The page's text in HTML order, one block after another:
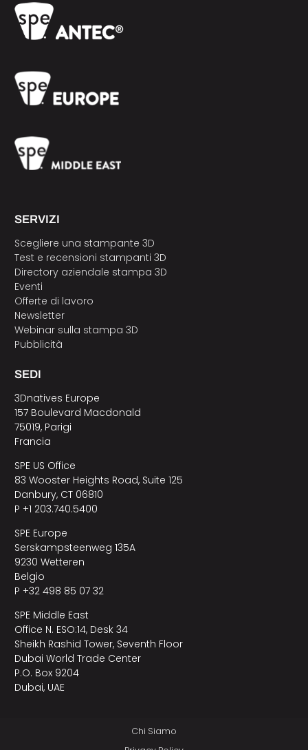
SERVIZI
Scegliere una stampante 3D
Test e recensioni stampanti 3D
Directory aziendale stampa 3D
Eventi
Offerte di lavoro
Newsletter
Webinar sulla stampa 3D
Pubblicità
SEDI
3Dnatives Europe
157 Boulevard Macdonald
75019, Parigi
Francia
SPE US Office
83 Wooster Heights Road, Suite 125
Danbury, CT 06810
P +1 203.740.5400
SPE Europe
Serskampsteenweg 135A
9230 Wetteren
Belgio
P +32 498 85 07 32
SPE Middle East
Office N. ESO:14, Desk 34
Sheikh Rashid Tower, Seventh Floor
Dubai World Trade Center
P.O. Box 9204
Dubai, UAE
Chi Siamo